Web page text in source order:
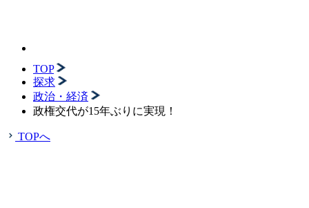
TOP
探求
政治・経済
政権交代が15年ぶりに実現！
TOPへ